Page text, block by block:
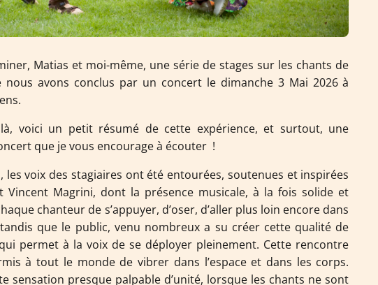
Matias et moi-même, une série de stages sur les chants de
nous avons conclus par un concert le dimanche 3 Mai 2026 à
là, voici un petit résumé de cette expérience, et surtout, une
que je vous encourage à écouter !
les voix des stagiaires ont été entourées, soutenues et inspirées
Magrini, dont la présence musicale, à la fois solide et
chanteur de s’appuyer, d’oser, d’aller plus loin encore dans
tandis que le public, venu nombreux a su créer cette qualité de
permet à la voix de se déployer pleinement. Cette rencontre
à tout le monde de vibrer dans l’espace et dans les corps.
sensation presque palpable d’unité, lorsque les chants ne sont